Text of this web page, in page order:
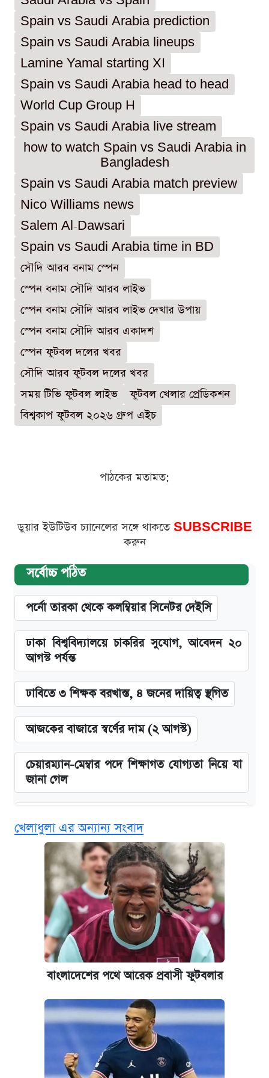
Spain vs Saudi Arabia prediction
Spain vs Saudi Arabia lineups
Lamine Yamal starting XI
Spain vs Saudi Arabia head to head
World Cup Group H
Spain vs Saudi Arabia live stream
how to watch Spain vs Saudi Arabia in
Bangladesh
Spain vs Saudi Arabia match preview
Nico Williams news
Salem Al-Dawsari
Spain vs Saudi Arabia time in BD
সৌদি আরব বনাম স্পেন
স্পেন বনাম সৌদি আরব লাইভ
স্পেন বনাম সৌদি আরব লাইভ দেখার উপায়
স্পেন বনাম সৌদি আরব একাদশ
স্পেন ফুটবল দলের খবর
সৌদি আরব ফুটবল দলের খবর
সময় টিভি ফুটবল লাইভ
ফুটবল খেলার প্রেডিকশন
বিশ্বকাপ ফুটবল ২০২৬ গ্রুপ এইচ
পাঠকের মতামত:
ডুয়ার ইউটিউব চ্যানেলের সঙ্গে থাকতে SUBSCRIBE
করুন
সর্বোচ্চ পঠিত
পর্নো তারকা থেকে কলম্বিয়ার সিনেটর দেইসি
ঢাকা বিশ্ববিদ্যালয়ে চাকরির সুযোগ, আবেদন ২০
আগস্ট পর্যন্ত
ঢাবিতে ৩ শিক্ষক বরখাস্ত, ৪ জনের দায়িত্ব স্থগিত
আজকের বাজারে স্বর্ণের দাম (২ আগস্ট)
চেয়ারম্যান-মেম্বার পদে শিক্ষাগত যোগ্যতা নিয়ে যা
জানা গেল
ভাতা
ঢাবির সূর্যসেন হলে সমকামিতার অভিযোগে দুইজন
আটক
দেশের বাজারে ফের বেড়েছে সোনার দাম
‘গুলশানের চামেলি’ তে যৌনকর্মীর দালাল অ্যাডলফ
ভাতা-উপবৃত্তির আবেদন শুরু, জেনে নিন পদ্ধতি
আজ শুক্রবার রাজধানীর যেসব মার্কেট-দোকানপাট
খেলাধুলা এর অন্যান্য সংবাদ
বাংলাদেশের পথে আরেক প্রবাসী ফুটবলার